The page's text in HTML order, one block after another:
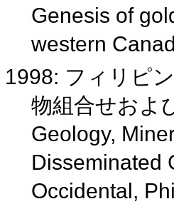
Genesis of
western
1998: フィリピ
物組合せおよ
Geology,
Disseminated
Occidental,